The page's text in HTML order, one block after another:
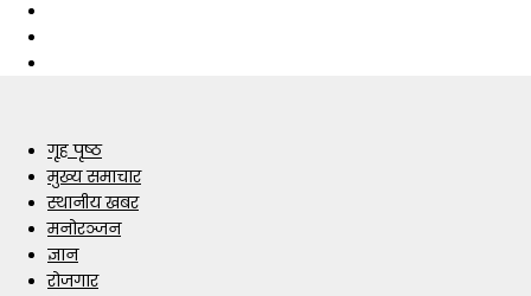
गृह पृष्ठ
मुख्य समाचार
स्थानीय खबर
मनोरञ्जन
ज्ञान
रोजगार